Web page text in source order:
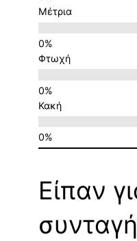
Μέτρια
Φτωχή
Κακή
Είπαν